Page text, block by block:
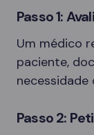
Passo 1:
Um médico
paciente,
Passo 2: